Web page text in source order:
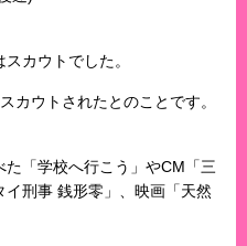
カウトでした。
カウトされたとのことです。
「学校へ行こう」やCM「三
刑事 銭形零」、映画「天然